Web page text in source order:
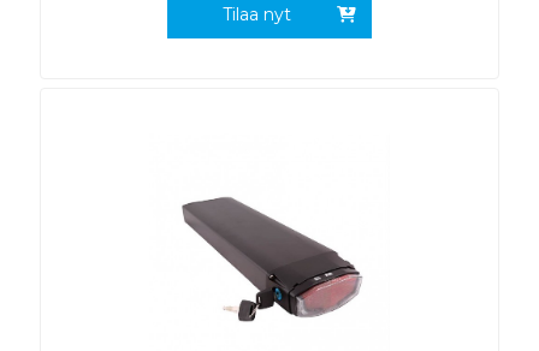
Tilaa nyt